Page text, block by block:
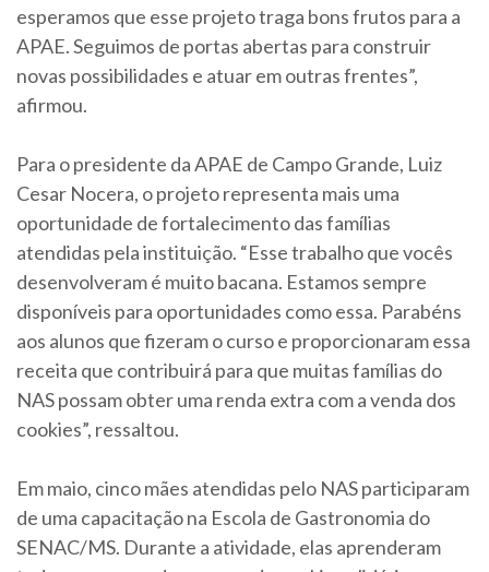
esperamos que esse projeto traga bons frutos para a
APAE. Seguimos de portas abertas para construir
novas possibilidades e atuar em outras frentes”,
afirmou.
Para o presidente da APAE de Campo Grande, Luiz
Cesar Nocera, o projeto representa mais uma
oportunidade de fortalecimento das famílias
atendidas pela instituição. “Esse trabalho que vocês
desenvolveram é muito bacana. Estamos sempre
disponíveis para oportunidades como essa. Parabéns
aos alunos que fizeram o curso e proporcionaram essa
receita que contribuirá para que muitas famílias do
NAS possam obter uma renda extra com a venda dos
cookies”, ressaltou.
Em maio, cinco mães atendidas pelo NAS participaram
de uma capacitação na Escola de Gastronomia do
SENAC/MS. Durante a atividade, elas aprenderam